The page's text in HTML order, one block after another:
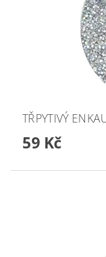
TŘPYTIVÝ
59 Kč